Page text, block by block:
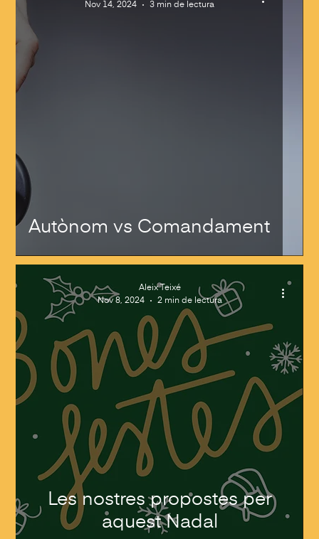
Autònom vs Comandament
Nov 14, 2024
3 min de lectura
Les nostres propostes per
aquest Nadal
Aleix Teixé
Nov 8, 2024
2 min de lectura